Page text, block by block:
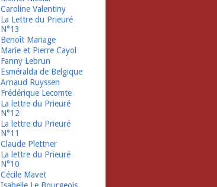
Caroline Valentiny
La Lettre du Prieuré
N°13
Benoît Mariage
Marie et Pierre Cayol
Fanny Lebrun
Esméralda de Belgique
Arnaud Ruyssen
Frédérique Lecomte
La lettre du Prieuré
N°12
La lettre du Prieuré
N°11
Claude Plettner
La lettre du Prieuré
N°10
Cécile Mavet